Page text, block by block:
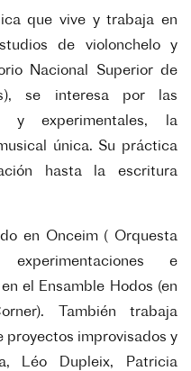
que vive y trabaja en
de violonchelo y
Nacional Superior de
se interesa por las
y experimentales, la
única. Su práctica
hasta la escritura
en Onceim ( Orquesta
experimentaciones e
el Ensamble Hodos (en
También trabaja
proyectos improvisados y
Léo Dupleix, Patricia